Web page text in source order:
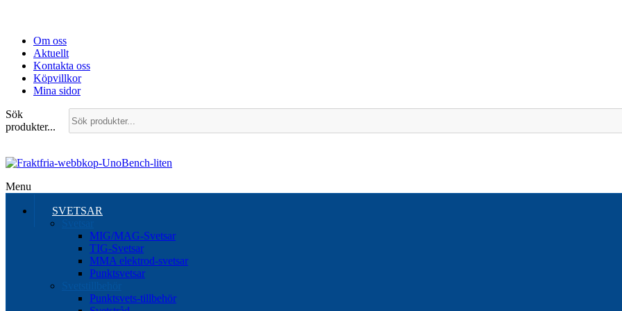
Om oss
Aktuellt
Kontakta oss
Köpvillkor
Mina sidor
Sök
produkter...
Menu
SVETSAR
MIG/MAG-Svetsar
TIG-Svetsar
MMA elektrod-svetsar
Punktsvetsar
Punktsvets-tillbehör